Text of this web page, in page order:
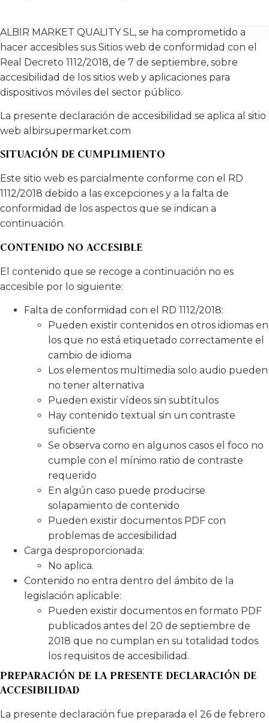
ALBIR MARKET QUALITY SL, se ha comprometido a
hacer accesibles sus Sitios web de conformidad con el
Real Decreto 1112/2018, de 7 de septiembre, sobre
accesibilidad de los sitios web y aplicaciones para
dispositivos móviles del sector público.
La presente declaración de accesibilidad se aplica al sitio
web albirsupermarket.com
SITUACIÓN DE CUMPLIMIENTO
Este sitio web es parcialmente conforme con el RD
1112/2018 debido a las excepciones y a la falta de
conformidad de los aspectos que se indican a
continuación.
CONTENIDO NO ACCESIBLE
El contenido que se recoge a continuación no es
accesible por lo siguiente:
Falta de conformidad con el RD 1112/2018:
Pueden existir contenidos en otros idiomas en
los que no está etiquetado correctamente el
cambio de idioma
Los elementos multimedia solo audio pueden
no tener alternativa
Pueden existir vídeos sin subtítulos
Hay contenido textual sin un contraste
suficiente
Se observa como en algunos casos el foco no
cumple con el mínimo ratio de contraste
requerido
En algún caso puede producirse
solapamiento de contenido
Pueden existir documentos PDF con
problemas de accesibilidad
Carga desproporcionada:
No aplica.
Contenido no entra dentro del ámbito de la
legislación aplicable:
Pueden existir documentos en formato PDF
publicados antes del 20 de septiembre de
2018 que no cumplan en su totalidad todos
los requisitos de accesibilidad.
PREPARACIÓN DE LA PRESENTE DECLARACIÓN DE
ACCESIBILIDAD
La presente declaración fue preparada el 26 de febrero